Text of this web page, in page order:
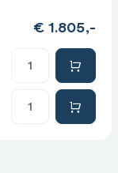
€ 1.805,-